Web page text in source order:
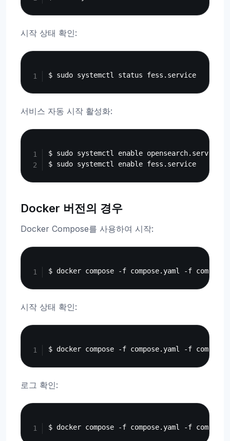
시작 상태 확인:
서비스 자동 시작 활성화:
$ sudo systemctl enable opensearch.service
Docker 버전의 경우
Docker Compose를 사용하여 시작:
시작 상태 확인:
로그 확인: